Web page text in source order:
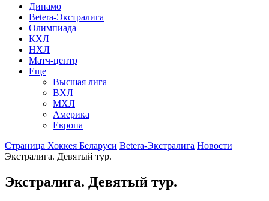
Динамо
Betera-Экстралига
Олимпиада
КХЛ
НХЛ
Матч-центр
Еще
Высшая лига
ВХЛ
МХЛ
Америка
Европа
Страница Хоккея Беларуси Betera-Экстралига Новости
Экстралига. Девятый тур.
Экстралига. Девятый тур.